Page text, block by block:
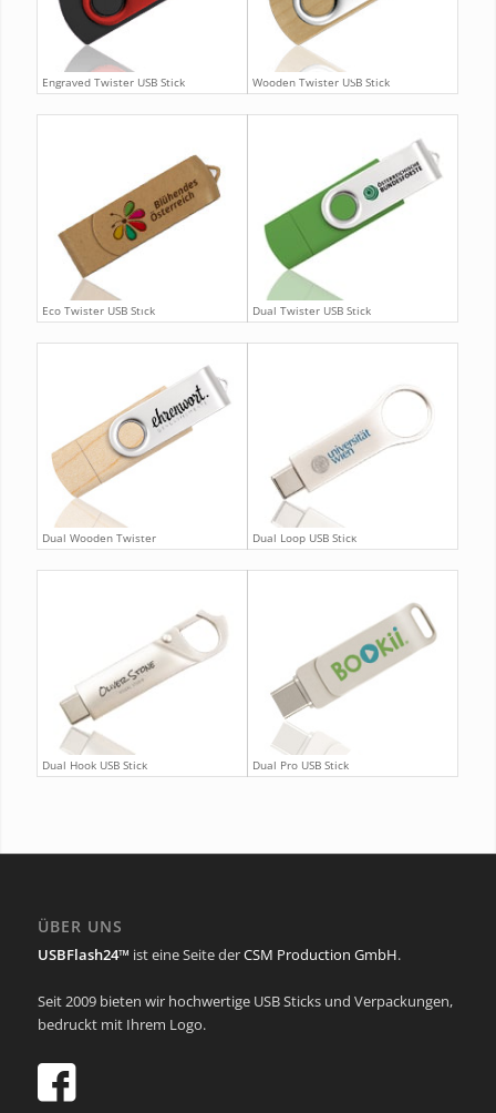
Engraved Twister USB Stick Wooden Twister USB Stick
Eco Twister USB Stick Dual Twister USB Stick
Dual Wooden Twister Dual Loop USB Stick
Dual Hook USB Stick Dual Pro USB Stick
ÜBER UNS
USBFlash24™ ist eine Seite derCSM Production GmbH.
Seit 2009 bieten wir hochwertige USB Sticks und Verpackungen,
bedruckt mit Ihrem Logo.